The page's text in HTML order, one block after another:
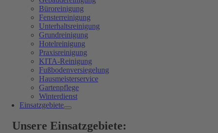
Büroreinigung
Fensterreinigung
Unterhaltsreinigung
Grundreinigung
Hotelreinigung
Praxisreinigung
KITA-Reinigung
Fußbodenversiegelung
Hausmeisterservice
Gartenpflege
Winterdienst
Einsatzgebiete
Unsere Einsatzgebiete: